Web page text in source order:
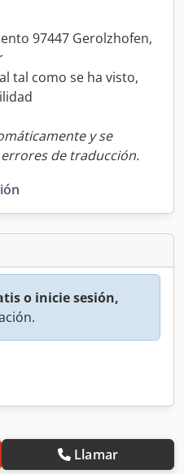
97447 Gerolzhofen,
tal como se ha visto,
y se
de traducción.
o inicie sesión,
Llamar